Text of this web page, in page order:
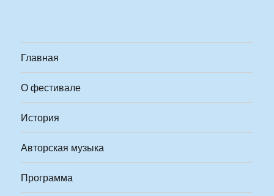
Главная
О фестивале
История
Авторская музыка
Программа